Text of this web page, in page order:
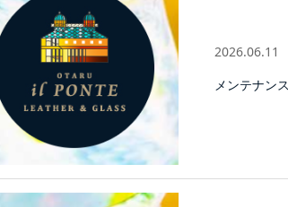
2026.06.11
メンテナン